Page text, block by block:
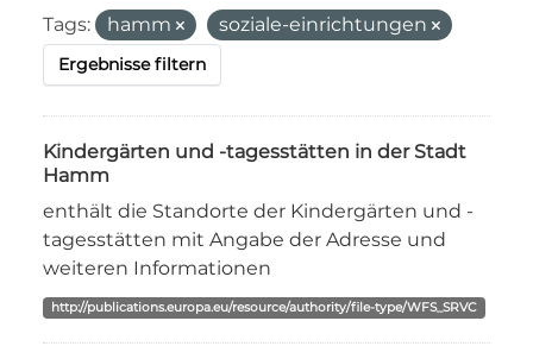
Tags: hamm soziale-einrichtungen
Ergebnisse filtern
Kindergärten und -tagesstätten in der Stadt
Hamm
enthält die Standorte der Kindergärten und -
tagesstätten mit Angabe der Adresse und
weiteren Informationen
http://publications.europa.eu/resource/authority/file-type/WFS_SRVC